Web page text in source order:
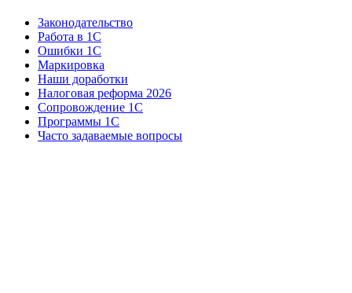
Законодательство
Работа в 1С
Ошибки 1С
Маркировка
Наши доработки
Налоговая реформа 2026
Сопровождение 1С
Программы 1С
Часто задаваемые вопросы